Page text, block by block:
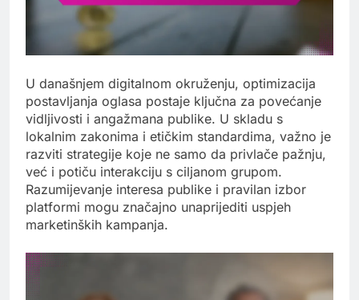
U današnjem digitalnom okruženju, optimizacija
postavljanja oglasa postaje ključna za povećanje
vidljivosti i angažmana publike. U skladu s
lokalnim zakonima i etičkim standardima, važno je
razviti strategije koje ne samo da privlače pažnju,
već i potiču interakciju s ciljanom grupom.
Razumijevanje interesa publike i pravilan izbor
platformi mogu značajno unaprijediti uspjeh
marketinških kampanja.